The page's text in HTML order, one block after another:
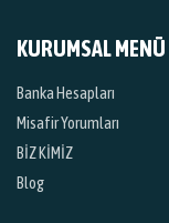
KURUMSAL MENÜ
Banka Hesapları
Misafir Yorumları
BİZ KİMİZ
Blog